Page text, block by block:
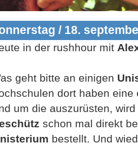
/ 18.
in der rushhour mit
geht bitte an einigen
dort haben
um die auszurüsten,
schon mal direkt
bestellt. Und